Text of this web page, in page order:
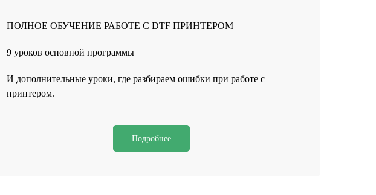
ПОЛНОЕ ОБУЧЕНИЕ РАБОТЕ С DTF ПРИНТЕРОМ
9 уроков основной программы
И дополнительные уроки, где разбираем ошибки при работе с
принтером.
Подробнее